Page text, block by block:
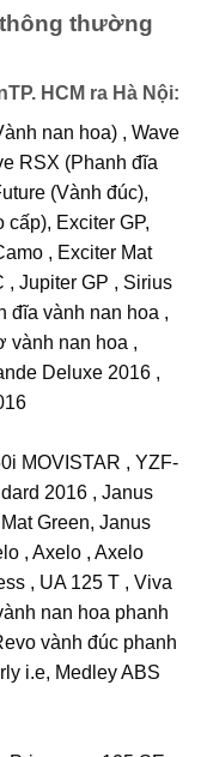
thường
HCM ra Hà Nội:
nan hoa) , Wave
RSX (Phanh đĩa
(Vành đúc),
cấp), Exciter GP,
, Exciter Mat
, Jupiter GP , Sirius
đĩa vành nan hoa ,
vành nan hoa ,
Deluxe 2016 ,
MOVISTAR , YZF-
2016 , Janus
Green, Janus
, Axelo , Axelo
, UA 125 T , Viva
nan hoa phanh
vành đúc phanh
i.e, Medley ABS